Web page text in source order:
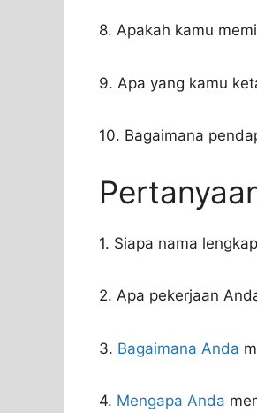
8. Apakah kamu
9. Apa yang kamu
10. Bagaimana
1. Siapa nama
2. Apa pekerjaan
3. Bagaimana Anda
4. Mengapa Anda